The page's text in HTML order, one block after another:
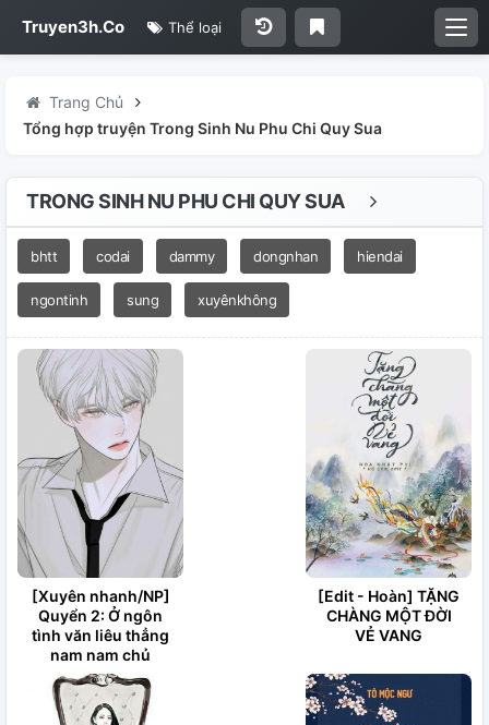
Truyen3h.Co Thể loại
Trang Chủ
Tổng hợp truyện Trong Sinh Nu Phu Chi Quy Sua
TRONG SINH NU PHU CHI QUY SUA
bhtt codai dammy dongnhan hiendai
ngontinh sung xuyênkhông
[Xuyên nhanh/NP]
Quyển 2: Ở ngôn
tình văn liêu thẳng
nam nam chủ
[Edit - Hoàn] TẶNG
CHÀNG MỘT ĐỜI
VẺ VANG